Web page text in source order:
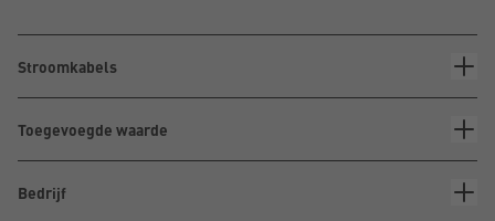
Stroomkabels
Toegevoegde waarde
Bedrijf